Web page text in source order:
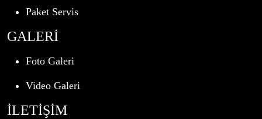
Paket Servis
GALERİ
Foto Galeri
Video Galeri
İLETİŞİM